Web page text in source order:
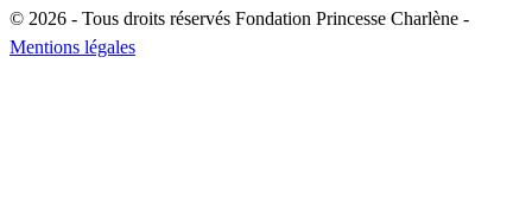
© 2026 - Tous droits réservés Fondation Princesse Charlène -
Mentions légales